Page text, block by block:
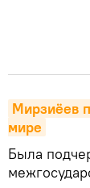
Мирзиёев
мире
Была